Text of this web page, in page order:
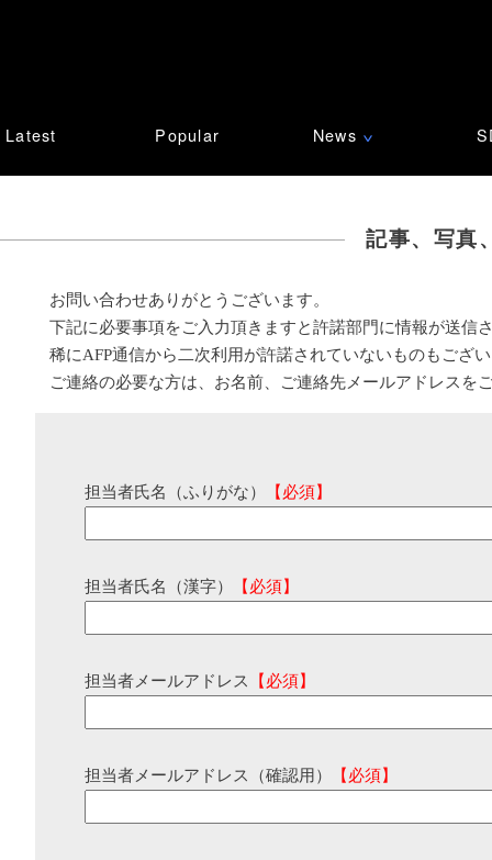
Latest Popular News ∨
記事、写真
お問い合わせありがとうございます。
下記に必要事項をご入力頂きますと許諾部門に情報が送信
稀にAFP通信から二次利用が許諾されていないものもござ
ご連絡の必要な方は、お名前、ご連絡先メールアドレスを
担当者氏名（ふりがな） 【必須】
担当者氏名（漢字） 【必須】
担当者メールアドレス 【必須】
担当者メールアドレス（確認用） 【必須】